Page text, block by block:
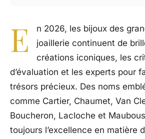
E
n 2026, les bijoux des
joaillerie continuent de
créations iconiques, les
d’évaluation et les experts pour
trésors précieux. Des noms
comme Cartier, Chaumet, Van
Boucheron, Lacloche et
toujours l’excellence en matière